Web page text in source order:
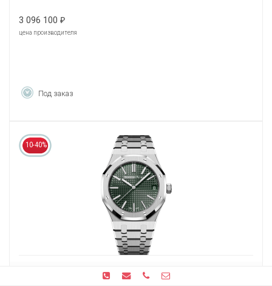
3 096 100 ₽
цена производителя
Под заказ
10-40%
Audemars Piguet Royal Oak Selfwinding 50th Anniversary